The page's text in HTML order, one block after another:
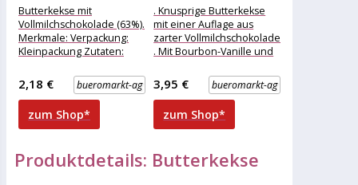
Butterkekse mit
Vollmilchschokolade (63%).
Merkmale: Verpackung:
Kleinpackung Zutaten:
Kakaobutter, Kakaomasse,
MAGERMILCHPULVER,
BUTTER (4%),
MILCHZUCKER,
Glukosesirup,
Backtriebmittel
bueromarkt-ag
2,18 €
zum Shop*
Vollmilchschokolade,
130g
. Knusprige Butterkekse
mit einer Auflage aus
zarter Vollmilchschokolade
. Mit Bourbon-Vanille und
Für die Kaffeetafel,bueromarkt-ag
3,95 €
zum Shop*
Produktdetails: Butterkekse